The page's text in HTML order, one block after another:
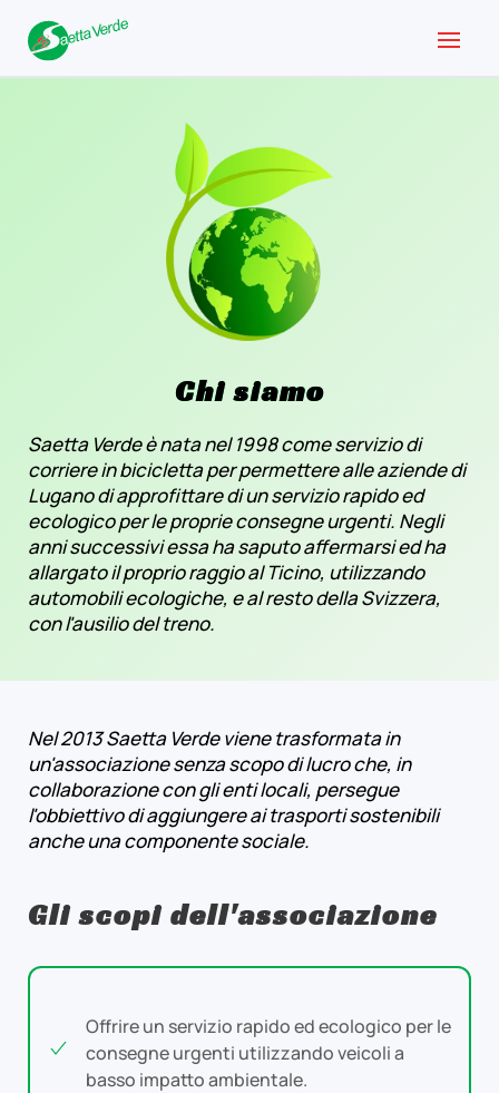
Chi siamo
Saetta Verde è nata nel 1998 come servizio di
corriere in bicicletta per permettere alle aziende di
Lugano di approfittare di un servizio rapido ed
ecologico per le proprie consegne urgenti. Negli
anni successivi essa ha saputo affermarsi ed ha
allargato il proprio raggio al Ticino, utilizzando
automobili ecologiche, e al resto della Svizzera,
con l'ausilio del treno.
Nel 2013 Saetta Verde viene trasformata in
un'associazione senza scopo di lucro che, in
collaborazione con gli enti locali, persegue
l'obbiettivo di aggiungere ai trasporti sostenibili
anche una componente sociale.
Gli scopi dell'associazione
Offrire un servizio rapido ed ecologico per le
consegne urgenti utilizzando veicoli a
basso impatto ambientale.